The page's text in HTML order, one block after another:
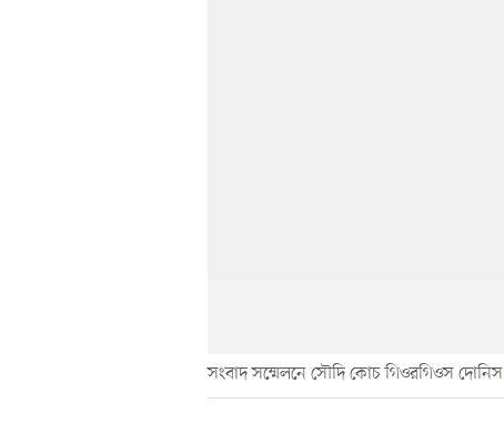
সংবাদ সম্মেলনে সৌদি কোচ গিওরগিওস দোনিস